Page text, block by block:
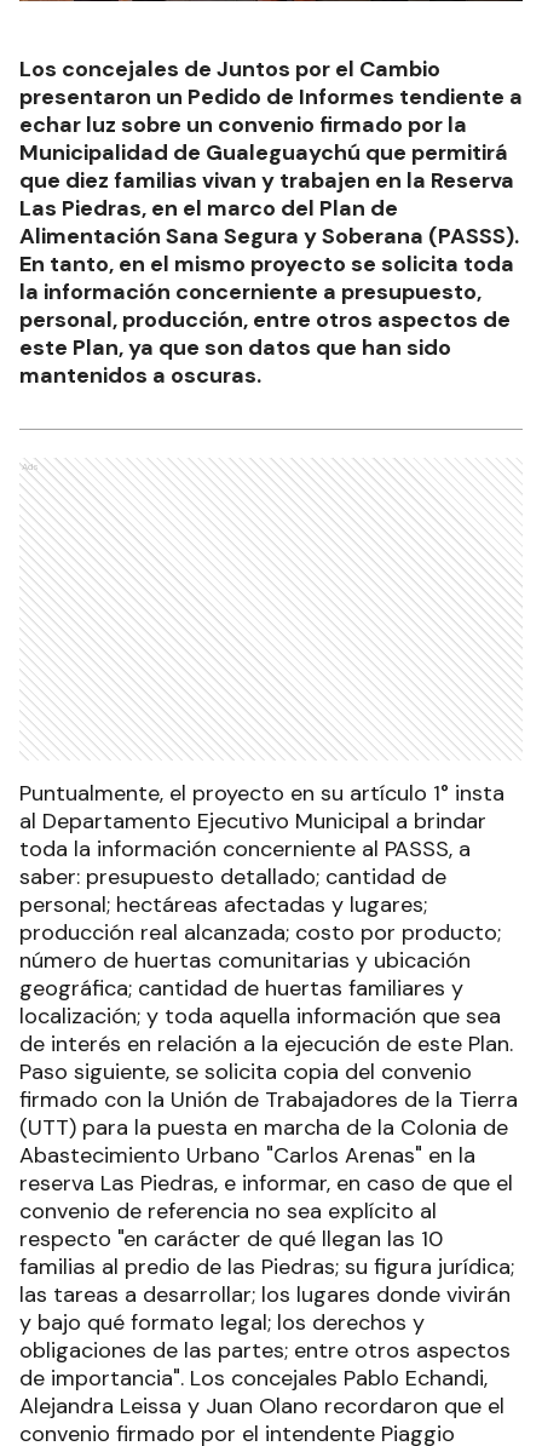
Los concejales de Juntos por el Cambio
presentaron un Pedido de Informes tendiente a
echar luz sobre un convenio firmado por la
Municipalidad de Gualeguaychú que permitirá
que diez familias vivan y trabajen en la Reserva
Las Piedras, en el marco del Plan de
Alimentación Sana Segura y Soberana (PASSS).
En tanto, en el mismo proyecto se solicita toda
la información concerniente a presupuesto,
personal, producción, entre otros aspectos de
este Plan, ya que son datos que han sido
mantenidos a oscuras.
Ads
Puntualmente, el proyecto en su artículo 1° insta
al Departamento Ejecutivo Municipal a brindar
toda la información concerniente al PASSS, a
saber: presupuesto detallado; cantidad de
personal; hectáreas afectadas y lugares;
producción real alcanzada; costo por producto;
número de huertas comunitarias y ubicación
geográfica; cantidad de huertas familiares y
localización; y toda aquella información que sea
de interés en relación a la ejecución de este Plan.
Paso siguiente, se solicita copia del convenio
firmado con la Unión de Trabajadores de la Tierra
(UTT) para la puesta en marcha de la Colonia de
Abastecimiento Urbano "Carlos Arenas" en la
reserva Las Piedras, e informar, en caso de que el
convenio de referencia no sea explícito al
respecto "en carácter de qué llegan las 10
familias al predio de las Piedras; su figura jurídica;
las tareas a desarrollar; los lugares donde vivirán
y bajo qué formato legal; los derechos y
obligaciones de las partes; entre otros aspectos
de importancia". Los concejales Pablo Echandi,
Alejandra Leissa y Juan Olano recordaron que el
convenio firmado por el intendente Piaggio